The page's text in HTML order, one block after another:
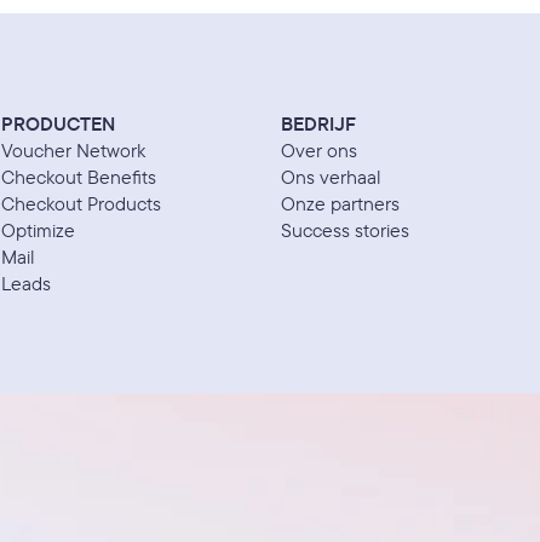
PRODUCTEN
Voucher Network
Checkout Benefits
Checkout Products
Optimize
Mail
Leads
BEDRIJF
Over ons
Ons verhaal
Onze partners
Success stories